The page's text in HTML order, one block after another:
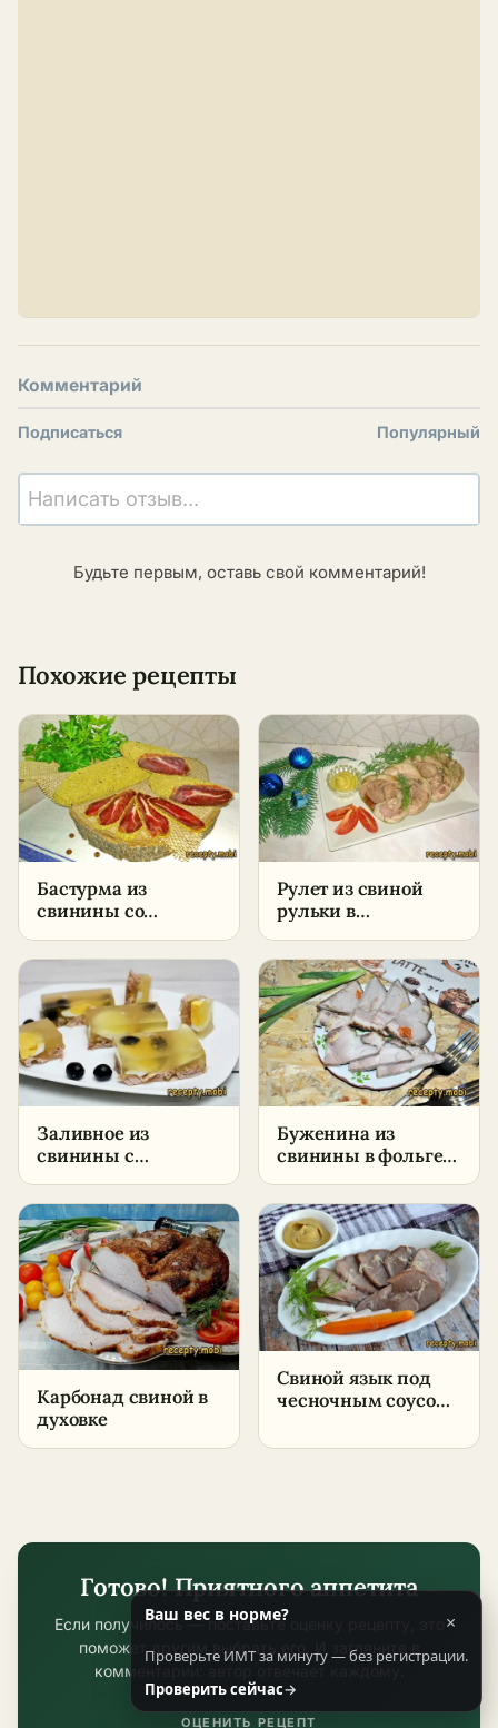
Комментарий
Подписаться Популярный
Написать отзыв...
Будьте первым, оставь свой комментарий!
Похожие рецепты
Бастурма из
свинины со
пошаговый рецепт
в домашних
условиях
Рулет из свиной
рульки в
скороварке –
пошаговый рецепт
в домашних
условиях
Заливное из
свинины с
пошаговый рецепт
в домашних
условиях
Буженина из
свинины в фольге в
пошаговый рецепт
Карбонад свиной в
духовке
Свиной язык под
чесночным соусом
рецепт в домашних
Готово! Приятного аппетита
Если получилось — поставьте оценку рецепту, это
поможет другим выбрать его. И загляните в
комментарии: автор отвечает каждому.
ОЦЕНИТЬ РЕЦЕПТ
Ваш вес в норме? ×
Проверьте ИМТ за минуту — без регистрации.
Проверить сейчас→